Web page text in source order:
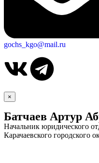
gochs_kgo@mail.ru
×
Батчаев Артур
Начальник юридического
Карачаевского городского